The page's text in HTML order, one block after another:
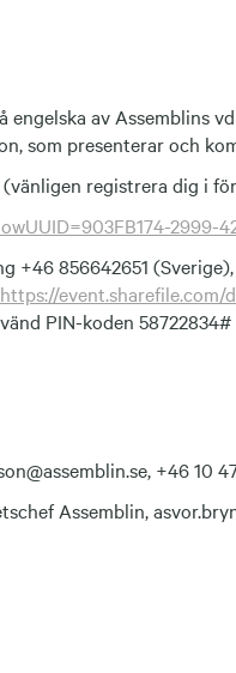
av Assemblins
som presenterar och
registrera dig i
2999-
+46 856642651
https://event.sharefile.com/
PIN-koden
+46 10
Assemblin,